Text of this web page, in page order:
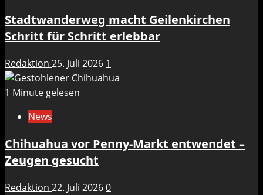
Stadtwanderweg macht Geilenkirchen
Schritt für Schritt erlebbar
Redaktion 25. Juli 2026 1
1 Minute gelesen
News
Chihuahua vor Penny-Markt entwendet –
Zeugen gesucht
Redaktion 22. Juli 20260